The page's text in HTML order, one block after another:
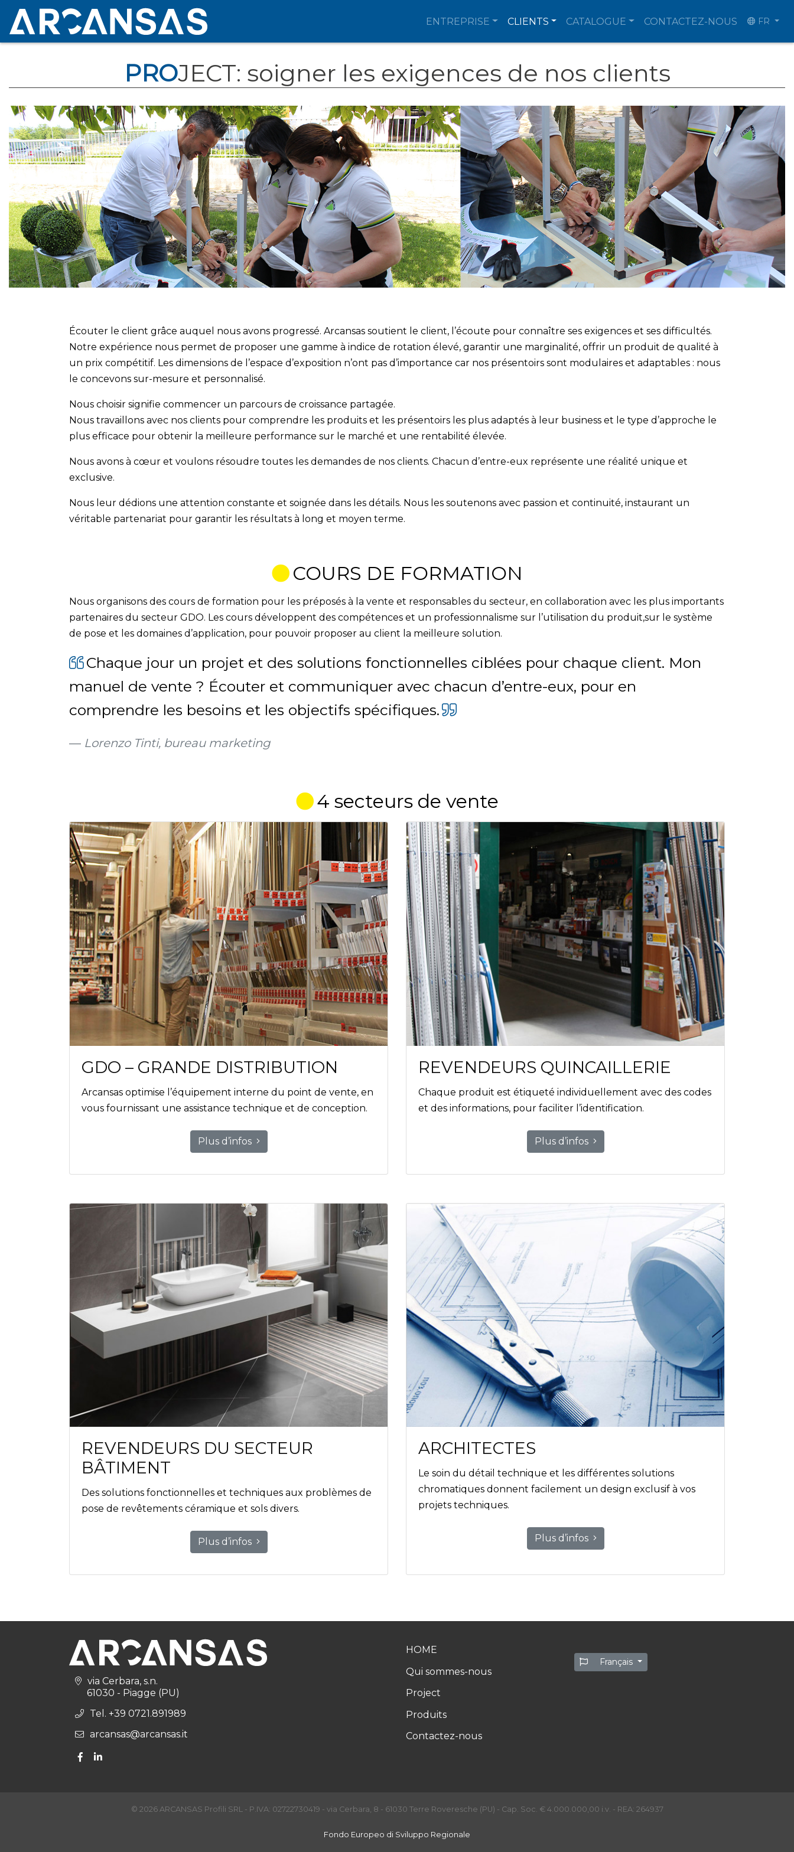
ENTREPRISE CLIENTS CATALOGUE CONTACTEZ-NOUS FR
PROJECT: soigner les exigences de nos clients
Écouter le client grâce auquel nous avons progressé. Arcansas soutient le client, l’écoute pour connaître ses exigences et ses difficultés.
Notre expérience nous permet de proposer une gamme à indice de rotation élevé, garantir une marginalité, offrir un produit de qualité à
un prix compétitif. Les dimensions de l’espace d’exposition n’ont pas d’importance car nos présentoirs sont modulaires et adaptables : nous
le concevons sur-mesure et personnalisé.
Nous choisir signifie commencer un parcours de croissance partagée.
Nous travaillons avec nos clients pour comprendre les produits et les présentoirs les plus adaptés à leur business et le type d’approche le
plus efficace pour obtenir la meilleure performance sur le marché et une rentabilité élevée.
Nous avons à cœur et voulons résoudre toutes les demandes de nos clients. Chacun d’entre-eux représente une réalité unique et
exclusive.
Nous leur dédions une attention constante et soignée dans les détails. Nous les soutenons avec passion et continuité, instaurant un
véritable partenariat pour garantir les résultats à long et moyen terme.
COURS DE FORMATION
Nous organisons des cours de formation pour les préposés à la vente et responsables du secteur, en collaboration avec les plus importants
partenaires du secteur GDO. Les cours développent des compétences et un professionnalisme sur l’utilisation du produit,sur le système
de pose et les domaines d’application, pour pouvoir proposer au client la meilleure solution.
Chaque jour un projet et des solutions fonctionnelles ciblées pour chaque client. Mon
manuel de vente ? Écouter et communiquer avec chacun d’entre-eux, pour en
comprendre les besoins et les objectifs spécifiques.
Lorenzo Tinti, bureau marketing
4 secteurs de vente
GDO – GRANDE DISTRIBUTION
Arcansas optimise l’équipement interne du point de vente, en
vous fournissant une assistance technique et de conception.
Plus d’infos
REVENDEURS QUINCAILLERIE
Chaque produit est étiqueté individuellement avec des codes
et des informations, pour faciliter l’identification.
Plus d’infos
REVENDEURS DU SECTEUR
BÂTIMENT
Des solutions fonctionnelles et techniques aux problèmes de
pose de revêtements céramique et sols divers.
Plus d’infos
ARCHITECTES
Le soin du détail technique et les différentes solutions
chromatiques donnent facilement un design exclusif à vos
projets techniques.
Plus d’infos
via Cerbara, s.n.
61030 - Piagge (PU)
Tel. +39 0721.891989
arcansas@arcansas.it
HOME
Qui sommes-nous
Project
Produits
Contactez-nous
Français
© 2026 ARCANSAS Profili SRL - P.IVA: 02722730419 - via Cerbara, 8 - 61030 Terre Roveresche (PU) - Cap. Soc. € 4.000.000,00 i.v. - REA: 264937
Fondo Europeo di Sviluppo Regionale